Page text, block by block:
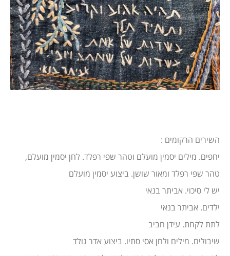
השירים הרקומים :
יחפים. מילים יסמין מועלם וטהר שפי רפלד. לחן יסמין מועלם,
טהר שפי רפלד ומאור שושן. ביצוע יסמין מועלם
יש לי סיכוי. אביתר בנאי
ילדים. אביתר בנאי
לתת לקחת. עידן חביב
שיבולים. מילים ולחן אסי סתיו. ביצוע אדר גולד